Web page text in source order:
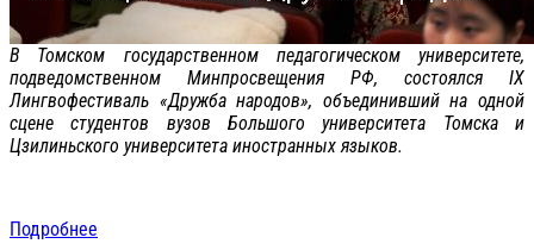
В Томском государственном педагогическом университете,
подведомственном Минпросвещения РФ, состоялся IX
Лингвофестиваль «Дружба народов», объединивший на одной
сцене студентов вузов Большого университета Томска и
Цзилиньского университета иностранных языков.
Подробнее